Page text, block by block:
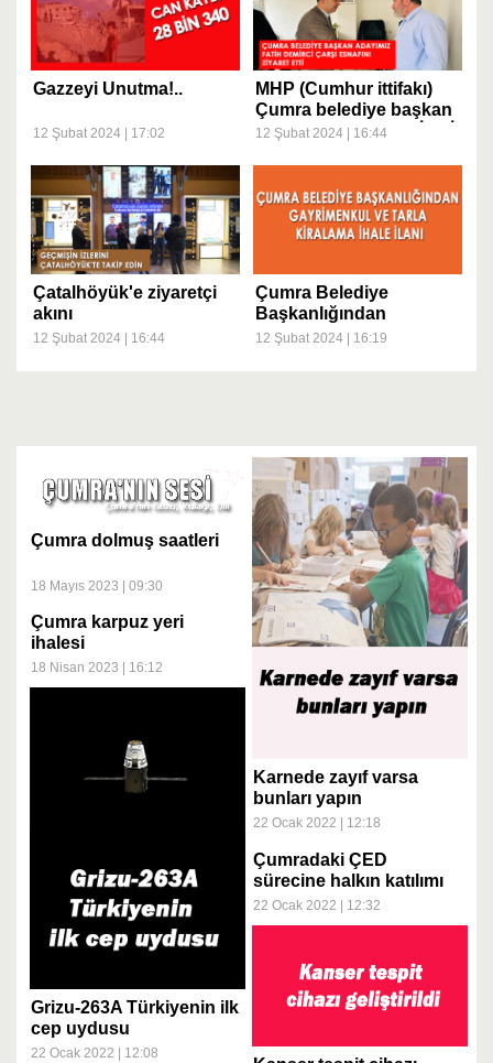
Gazzeyi Unutma!..
12 Şubat 2024 | 17:02
MHP (Cumhur ittifakı)
Çumra belediye başkan
adayımız Fatih DEMİRCİ
12 Şubat 2024 | 16:44
Çatalhöyük'e ziyaretçi
akını
12 Şubat 2024 | 16:44
Çumra Belediye
Başkanlığından
Gayrimenkul ve Tarla
12 Şubat 2024 | 16:19
Çumra dolmuş saatleri
18 Mayıs 2023 | 09:30
Çumra karpuz yeri
ihalesi
18 Nisan 2023 | 16:12
Grizu-263A Türkiyenin ilk
cep uydusu
22 Ocak 2022 | 12:08
Karnede zayıf varsa
bunları yapın
22 Ocak 2022 | 12:18
Çumradaki ÇED
sürecine halkın katılımı
toplantı daveti
22 Ocak 2022 | 12:32